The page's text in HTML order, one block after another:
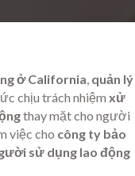
ở California, quản lý
chịu trách nhiệm xử
thay mặt cho người
việc cho công ty bảo
sử dụng lao động